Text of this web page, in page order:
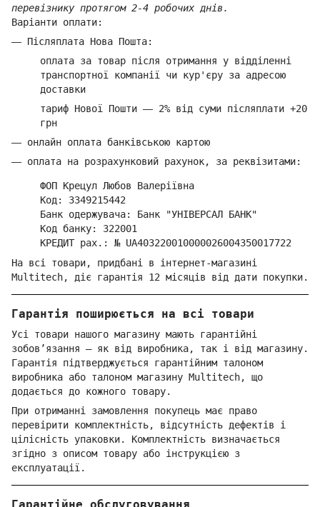
перевізнику протягом 2-4 робочих днів.
Варіанти оплати:
— Післяплата Нова Пошта:
оплата за товар після отримання у відділенні
транспортної компанії чи кур'єру за адресою
доставки
тариф Нової Пошти — 2% від суми післяплати +20
грн
— онлайн оплата банківською картою
— оплата на розрахунковий рахунок, за реквізитами:
ФОП Крецул Любов Валеріївна
Код: 3349215442
Банк одержувача: Банк "УНІВЕРСАЛ БАНК"
Код банку: 322001
КРЕДИТ рах.: № UA403220010000026004350017722
На всі товари, придбані в інтернет-магазині
Multitech, діє гарантія 12 місяців від дати покупки.
Гарантія поширюється на всі товари
Усі товари нашого магазину мають гарантійні
зобов’язання — як від виробника, так і від магазину.
Гарантія підтверджується гарантійним талоном
виробника або талоном магазину Multitech, що
додається до кожного товару.
При отриманні замовлення покупець має право
перевірити комплектність, відсутність дефектів і
цілісність упаковки. Комплектність визначається
згідно з описом товару або інструкцією з
експлуатації.